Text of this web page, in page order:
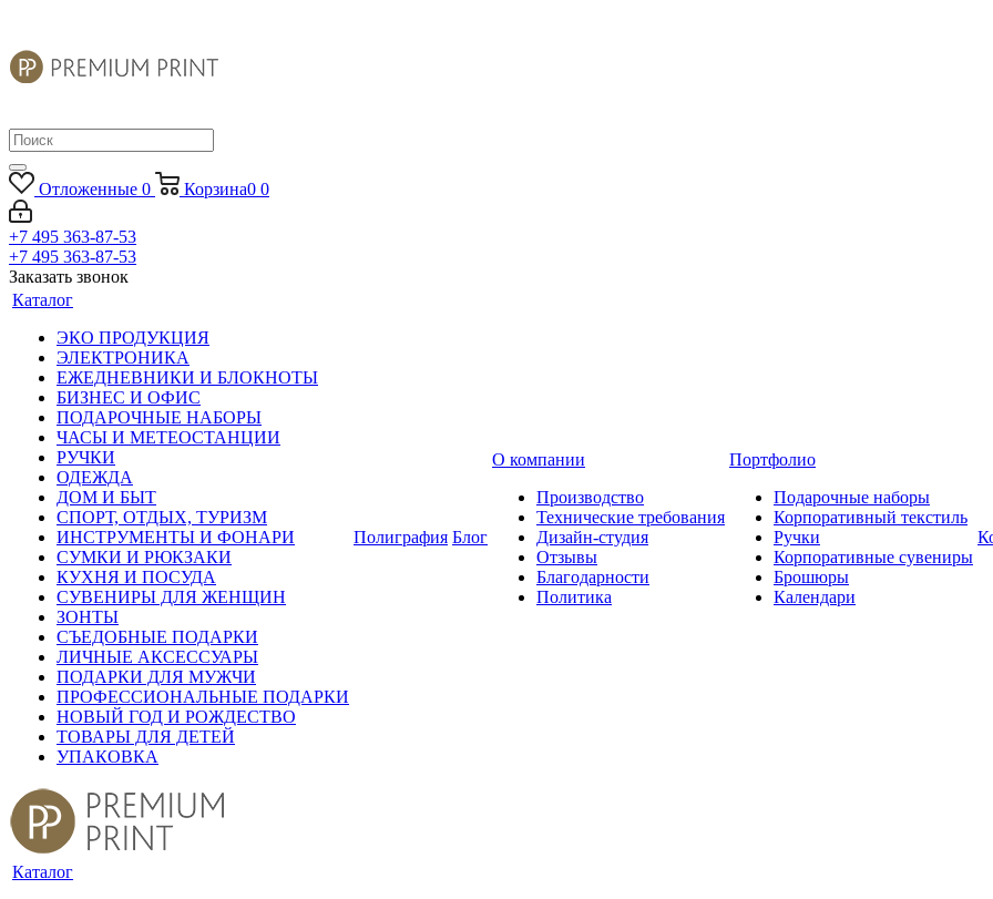
Отложенные 0 Корзина0 0
+7 495 363-87-53
+7 495 363-87-53
Заказать звонок
Каталог
ЭКО ПРОДУКЦИЯ
ЭЛЕКТРОНИКА
ЕЖЕДНЕВНИКИ И БЛОКНОТЫ
БИЗНЕС И ОФИС
ПОДАРОЧНЫЕ НАБОРЫ
ЧАСЫ И МЕТЕОСТАНЦИИ
РУЧКИ
ОДЕЖДА
ДОМ И БЫТ
СПОРТ, ОТДЫХ, ТУРИЗМ
ИНСТРУМЕНТЫ И ФОНАРИ
СУМКИ И РЮКЗАКИ
КУХНЯ И ПОСУДА
СУВЕНИРЫ ДЛЯ ЖЕНЩИН
ЗОНТЫ
СЪЕДОБНЫЕ ПОДАРКИ
ЛИЧНЫЕ АКСЕССУАРЫ
ПОДАРКИ ДЛЯ МУЖЧИ
ПРОФЕССИОНАЛЬНЫЕ ПОДАРКИ
НОВЫЙ ГОД И РОЖДЕСТВО
ТОВАРЫ ДЛЯ ДЕТЕЙ
УПАКОВКА
Полиграфия Блог
О компании
Производство
Технические требования
Дизайн-студия
Отзывы
Благодарности
Политика
Портфолио
Подарочные наборы
Корпоративный текстиль
Ручки
Корпоративные сувениры
Брошюры
Календари
Каталог